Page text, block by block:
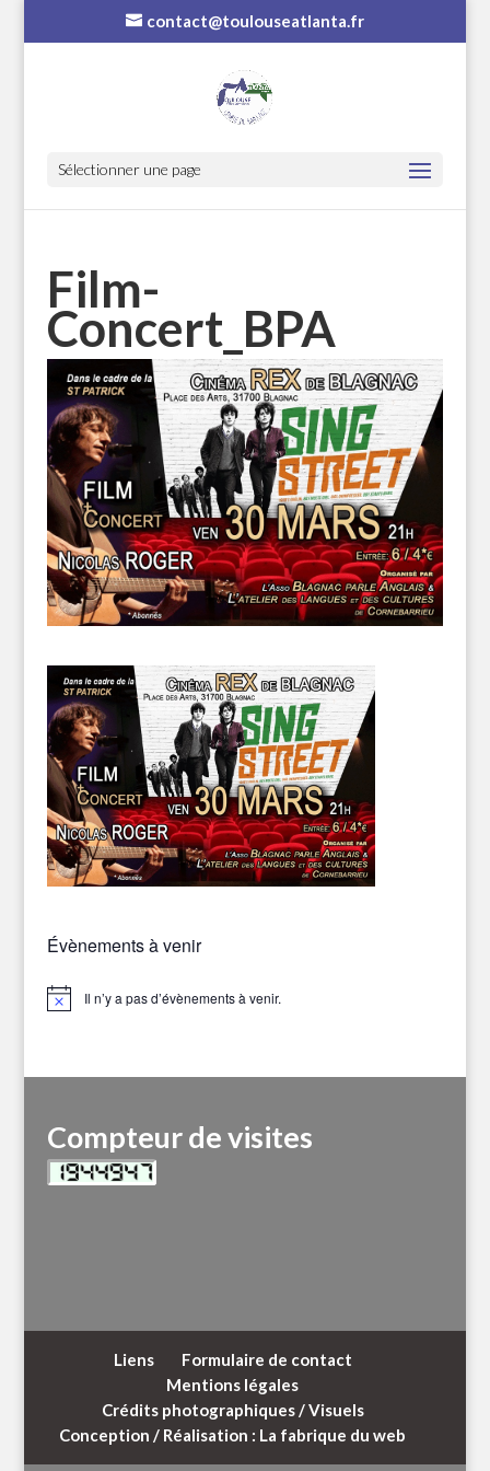
contact@toulouseatlanta.fr
Sélectionner une page
Film-
Concert_BPA
Évènements à venir
Notice Il n’y a pas d’évènements à venir.
Compteur de visites
Liens
Formulaire de contact
Mentions légales
Crédits photographiques / Visuels
Conception / Réalisation : La fabrique du web